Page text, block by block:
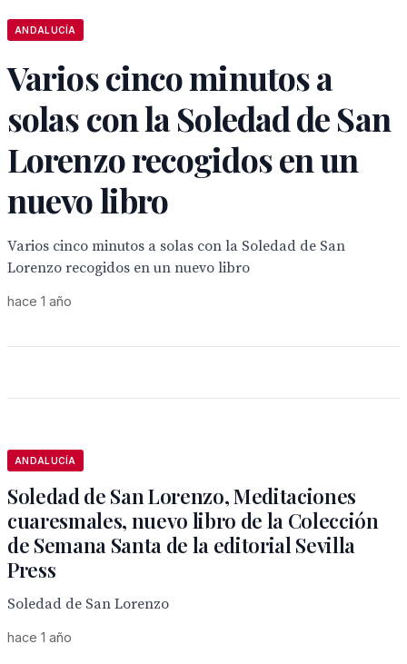
ANDALUCÍA
Varios cinco minutos a
solas con la Soledad de San
Lorenzo recogidos en un
nuevo libro
Varios cinco minutos a solas con la Soledad de San
Lorenzo recogidos en un nuevo libro
hace 1 año
ANDALUCÍA
Soledad de San Lorenzo, Meditaciones
cuaresmales, nuevo libro de la Colección
de Semana Santa de la editorial Sevilla
Press
Soledad de San Lorenzo
hace 1 año